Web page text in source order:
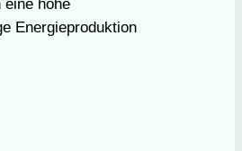
eine hohe
Energieproduktion